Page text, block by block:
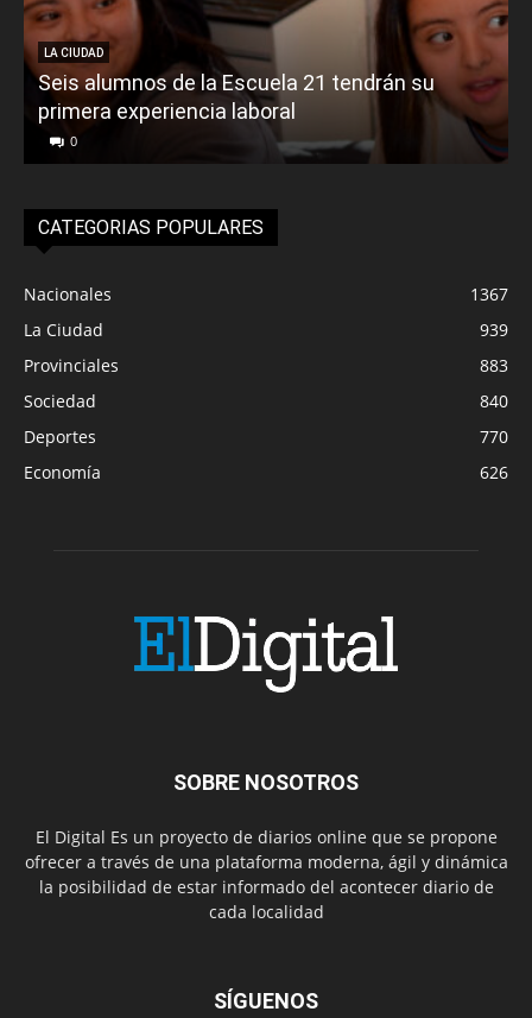
LA CIUDAD
Seis alumnos de la Escuela 21 tendrán su
primera experiencia laboral
0
CATEGORIAS POPULARES
Nacionales
1367
La Ciudad
939
Provinciales
883
Sociedad
840
Deportes
770
Economía
626
SOBRE NOSOTROS
El Digital Es un proyecto de diarios online que se propone
ofrecer a través de una plataforma moderna, ágil y dinámica
la posibilidad de estar informado del acontecer diario de
cada localidad
SÍGUENOS